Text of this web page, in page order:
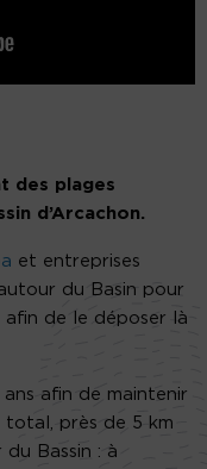
des plages
d’Arcachon.
et entreprises
du Basin pour
afin de le déposer là
ans afin de maintenir
total, près de 5 km
Bassin : à